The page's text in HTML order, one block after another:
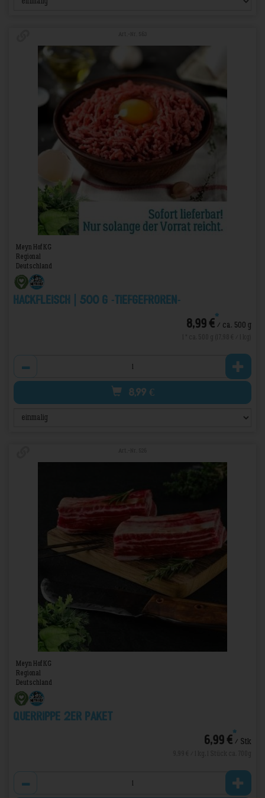
Meyn Hof KG
Regional
Deutschland
Hackfleisch | 500 g -TIEFGEFROREN-
8,99 €*/ ca. 500 g
8,99 €
Meyn Hof KG
Regional
Deutschland
Querrippe 2er Paket
6,99 €*/ Stk